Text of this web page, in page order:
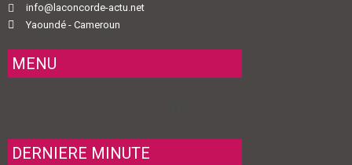
info@laconcorde-actu.net
Yaoundé - Cameroun
MENU
DERNIERE MINUTE